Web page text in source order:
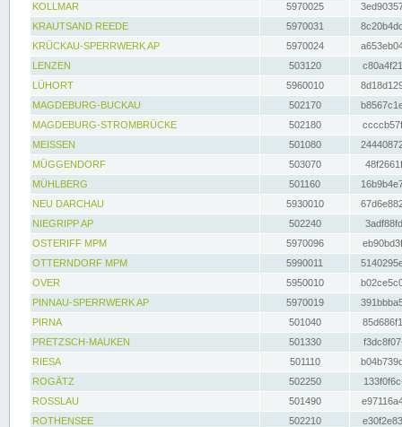
KOLLMAR
5970025
KRAUTSAND REEDE
5970031
KRÜCKAU-SPERRWERK AP
5970024
LENZEN
503120
LÜHORT
5960010
MAGDEBURG-BUCKAU
502170
MAGDEBURG-STROMBRÜCKE
502180
MEISSEN
501080
MÜGGENDORF
503070
MÜHLBERG
501160
NEU DARCHAU
5930010
NIEGRIPP AP
502240
OSTERIFF MPM
5970096
OTTERNDORF MPM
5990011
OVER
5950010
PINNAU-SPERRWERK AP
5970019
PIRNA
501040
PRETZSCH-MAUKEN
501330
RIESA
501110
ROGÄTZ
502250
ROSSLAU
501490
ROTHENSEE
502210